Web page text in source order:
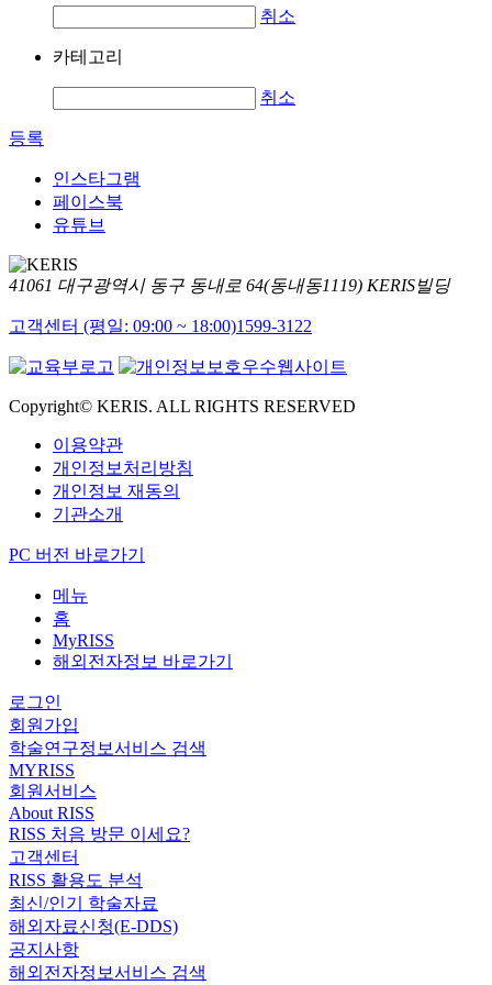
취소
카테고리
취소
등록
인스타그램
페이스북
유튜브
41061 대구광역시 동구 동내로 64(동내동1119) KERIS빌딩
고객센터 (평일: 09:00 ~ 18:00)1599-3122
Copyright© KERIS. ALL RIGHTS RESERVED
이용약관
개인정보처리방침
개인정보 재동의
기관소개
PC 버전 바로가기
메뉴
홈
MyRISS
해외전자정보 바로가기
로그인
회원가입
학술연구정보서비스 검색
MYRISS
회원서비스
About RISS
RISS 처음 방문 이세요?
고객센터
RISS 활용도 분석
최신/인기 학술자료
해외자료신청(E-DDS)
공지사항
해외전자정보서비스 검색